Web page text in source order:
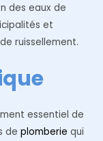
des eaux de
et
ruissellement.
essentiel de
deplomberie qui